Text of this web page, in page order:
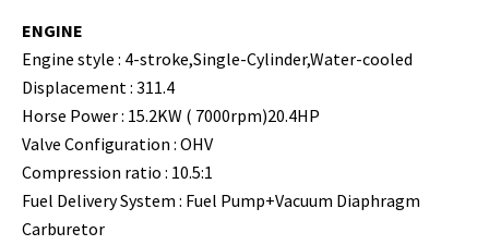
ENGINE
Engine style : 4-stroke,Single-Cylinder,Water-cooled
Displacement : 311.4
Horse Power : 15.2KW ( 7000rpm)20.4HP
Valve Configuration : OHV
Compression ratio : 10.5:1
Fuel Delivery System : Fuel Pump+Vacuum Diaphragm
Carburetor